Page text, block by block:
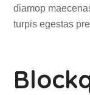
diamop
turpis egestas